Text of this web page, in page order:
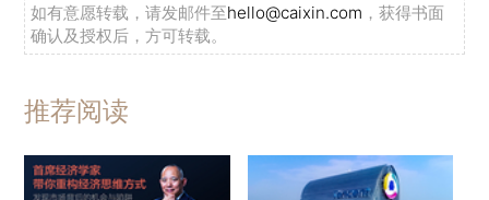
如有意愿转载，请发邮件至hello@caixin.com ，获得书面
确认及授权后，方可转载。
推荐阅读